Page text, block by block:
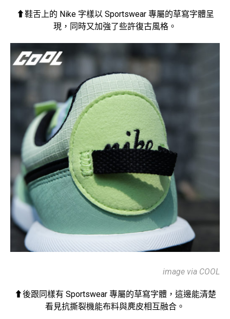
⬆鞋舌上的 Nike 字樣以 Sportswear 專屬的草寫字體呈
現，同時又加強了些許復古風格。
image via COOL
⬆後跟同樣有 Sportswear 專屬的草寫字體，這邊能清楚
看見抗撕裂機能布料與麂皮相互融合。